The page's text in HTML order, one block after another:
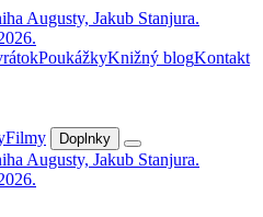
PoukážkyKnižný blogKontakt
Filmy Doplnky